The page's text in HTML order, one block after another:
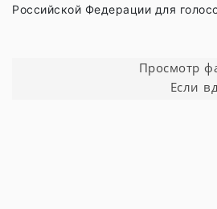
Российской Федерации для
Просмотр
Если